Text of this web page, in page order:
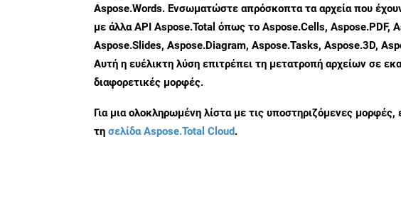
Aspose.Words. Ενσωματώστε απρόσκοπτα τα αρχεία που
με άλλα API Aspose.Total όπως το Aspose.Cells, Aspose.PDF,
Aspose.Slides, Aspose.Diagram, Aspose.Tasks, Aspose.3D,
Αυτή η ευέλικτη λύση επιτρέπει τη μετατροπή αρχείων σε
διαφορετικές μορφές.
Για μια ολοκληρωμένη λίστα με τις υποστηριζόμενες μορφές,
τη σελίδα Aspose.Total Cloud.